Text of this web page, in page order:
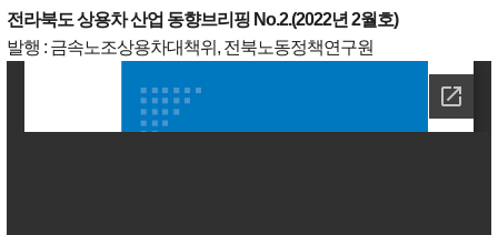
전라북도 상용차 산업 동향브리핑 No.2.(2022년 2월호)
발행 : 금속노조상용차대책위, 전북노동정책연구원